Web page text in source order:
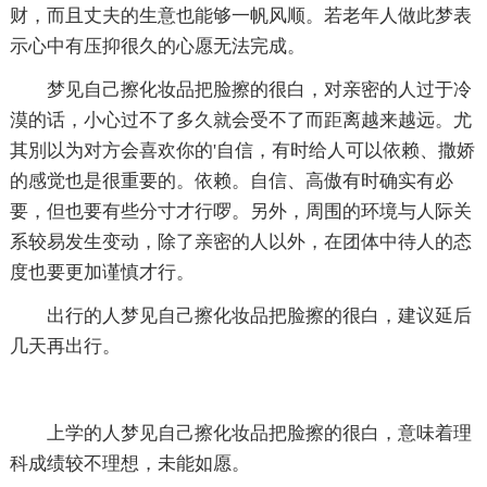
财，而且丈夫的生意也能够一帆风顺。若老年人做此梦表
示心中有压抑很久的心愿无法完成。
梦见自己擦化妆品把脸擦的很白，对亲密的人过于冷
漠的话，小心过不了多久就会受不了而距离越来越远。尤
其別以为对方会喜欢你的'自信，有时给人可以依赖、撒娇
的感觉也是很重要的。依赖。自信、高傲有时确实有必
要，但也要有些分寸才行啰。另外，周围的环境与人际关
系较易发生变动，除了亲密的人以外，在团体中待人的态
度也要更加谨慎才行。
出行的人梦见自己擦化妆品把脸擦的很白，建议延后
几天再出行。
上学的人梦见自己擦化妆品把脸擦的很白，意味着理
科成绩较不理想，未能如愿。